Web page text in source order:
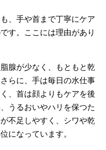
、手や首まで丁寧にケア
す。ここには理由があり
腺が少なく、もともと乾
らに、手は毎日の水仕事
、首は顔よりもケアを後
うるおいやハリを保つた
不足しやすく、シワや乾
になっています。